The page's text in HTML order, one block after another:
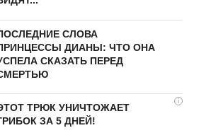
СЛОВА
ДИАНЫ: ЧТО ОНА
СКАЗАТЬ ПЕРЕД
i
ТРЮК УНИЧТОЖАЕТ
ЗА 5 ДНЕЙ!